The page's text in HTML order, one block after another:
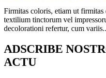
Firmitas coloris, etiam ut firmitas
textilium tinctorum vel
decolorationi refertur, cum
ADSCRIBE
ACTU